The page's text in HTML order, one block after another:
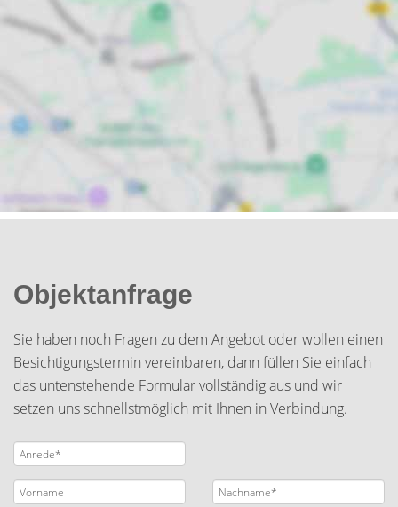
Objektanfrage
Sie haben noch Fragen zu dem Angebot oder wollen einen
Besichtigungstermin vereinbaren, dann füllen Sie einfach
das untenstehende Formular vollständig aus und wir
setzen uns schnellstmöglich mit Ihnen in Verbindung.